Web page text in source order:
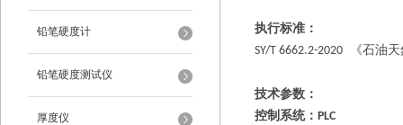
铅笔硬度计
铅笔硬度测试仪
厚度仪
执行标准：
SY/T 6662.2-2020
《石油
技术参数：
控制系统： PLC